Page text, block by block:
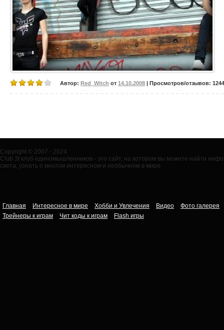
Автор: Red_Witch от 14.10.2008 | Просмотров/отзывов:
Copyright © 2007 - 2024
Club 3t клуб единомышленников - это сайт, на котором вы можете найти
света, узнать о многом интересном и необычном в мире.
Главная Интересное в мире Хобби и Увлечения Видео
Фото галерея
Трейнеры к играм
Чит коды к играм Flash игры